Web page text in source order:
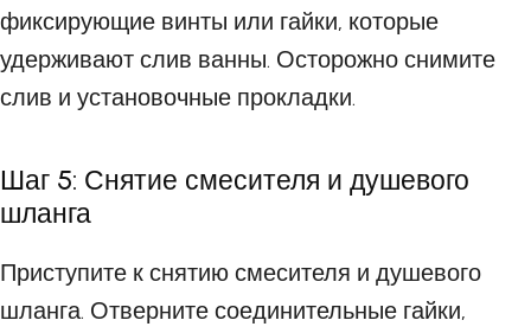
фиксирующие винты или гайки, которые
удерживают слив ванны. Осторожно снимите
слив и установочные прокладки.
Шаг 5: Снятие смесителя и душевого
шланга
Приступите к снятию смесителя и душевого
шланга. Отверните соединительные гайки,